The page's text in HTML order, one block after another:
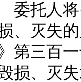
托人将
、灭失
三百一
损、灭